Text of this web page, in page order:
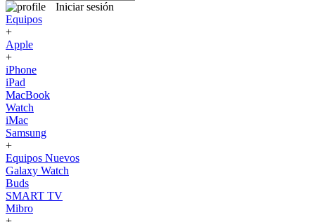
Iniciar sesión
Equipos
+
Apple
+
iPhone
iPad
MacBook
Watch
iMac
Samsung
+
Equipos Nuevos
Galaxy Watch
Buds
SMART TV
Mibro